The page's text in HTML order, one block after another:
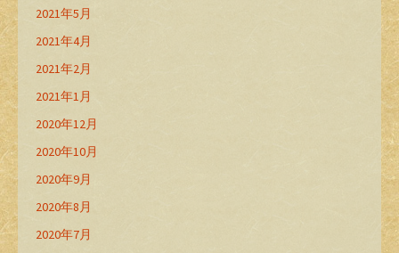
2021年5月
2021年4月
2021年2月
2021年1月
2020年12月
2020年10月
2020年9月
2020年8月
2020年7月